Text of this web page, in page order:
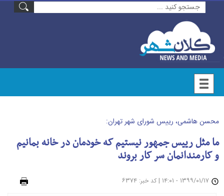
محسن هاشمی، رییس شورای شهر تهران:
ما مثل رییس جمهور نیستیم که خودمان در خانه بمانیم
و کارمندانمان سر کار بروند
| کد خبر: ۶۳۷۴